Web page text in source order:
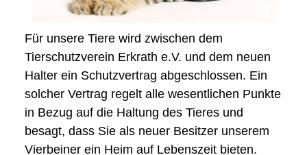
Für unsere Tiere wird zwischen dem
Tierschutzverein Erkrath e.V. und dem neuen
Halter ein Schutzvertrag abgeschlossen. Ein
solcher Vertrag regelt alle wesentlichen Punkte
in Bezug auf die Haltung des Tieres und
besagt, dass Sie als neuer Besitzer unserem
Vierbeiner ein Heim auf Lebenszeit bieten.